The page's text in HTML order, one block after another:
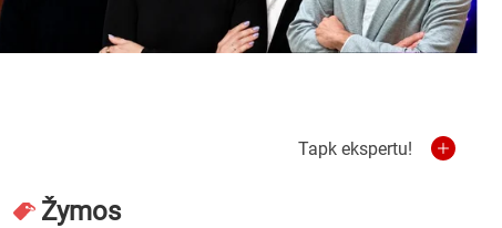
Tapk ekspertu!
Žymos